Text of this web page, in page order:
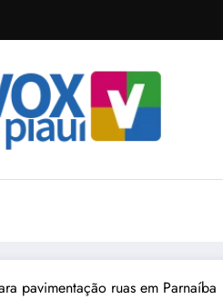
pavimentação ruas em Parnaíba